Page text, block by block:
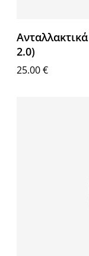
2.0)
25.00€